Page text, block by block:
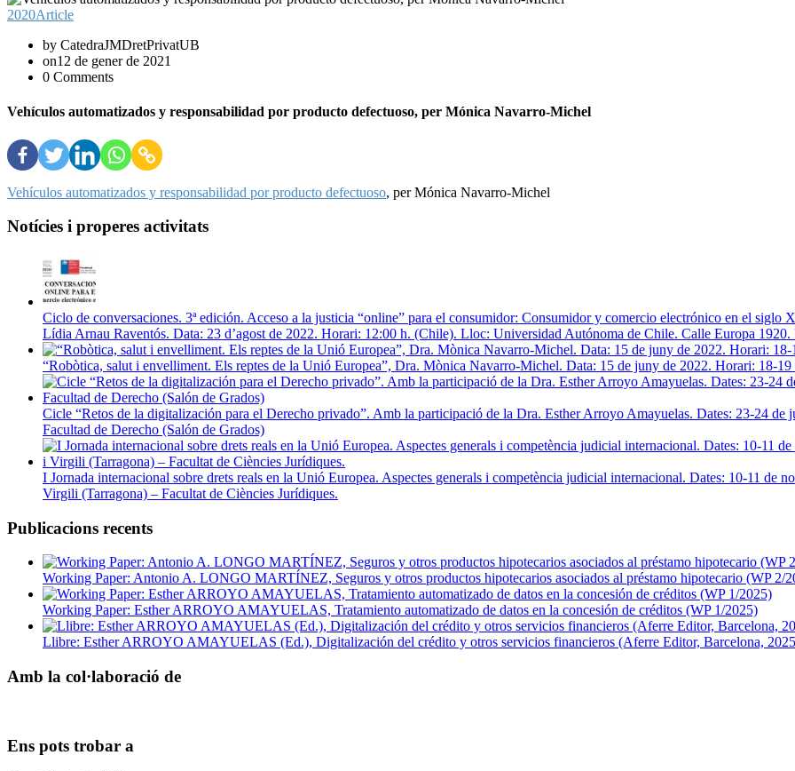
2020Article
by CatedraJMDretPrivatUB
on12 de gener de 2021
0 Comments
Vehículos automatizados y responsabilidad por producto defectuoso, per Mónica Navarro-Michel
Vehículos automatizados y responsabilidad por producto defectuoso, per Mónica Navarro-Michel
Notícies i properes activitats
Ciclo de conversaciones. 3ª edición. Acceso a la justicia “online” para el consumidor: Consumidor y comercio electrónico en el
Lídia Arnau Raventós. Data: 23 d’agost de 2022. Horari: 12:00 h. (Chile). Lloc: Universidad Autónoma de Chile. Calle Europa
“Robòtica, salut i envelliment. Els reptes de la Unió Europea”, Dra. Mònica Navarro-Michel. Data: 15 de juny de 2022. Horari: 18-
Cicle “Retos de la digitalización para el Derecho privado”. Amb la participació de la Dra. Esther Arroyo Amayuelas. Dates: 23-24
Facultad de Derecho (Salón de Grados)
I Jornada internacional sobre drets reals en la Unió Europea. Aspectes generals i competència judicial internacional. Dates: 10-11
Virgili (Tarragona) – Facultat de Ciències Jurídiques.
Publicacions recents
Working Paper: Antonio A. LONGO MARTÍNEZ, Seguros y otros productos hipotecarios asociados al préstamo hipotecario (WP 2/
Working Paper: Esther ARROYO AMAYUELAS, Tratamiento automatizado de datos en la concesión de créditos (WP 1/2025)
Llibre: Esther ARROYO AMAYUELAS (Ed.), Digitalización del crédito y otros servicios financieros (Aferre Editor, Barcelona,
Amb la col·laboració de
Ens pots trobar a